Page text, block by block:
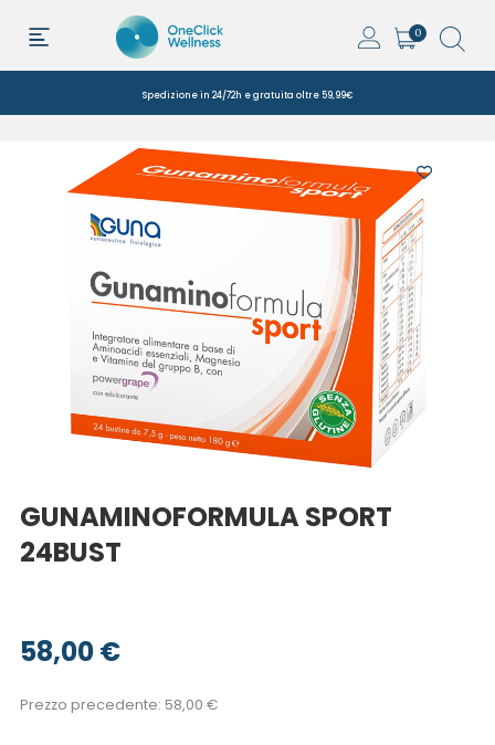
0
Spedizione in 24/72h e gratuita oltre 59,99€
GUNAMINOFORMULA SPORT
24BUST
58,00€
Prezzo precedente: 58,00 €